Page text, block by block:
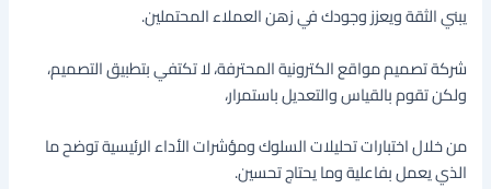
يبني الثقة ويعزز وجودك في زهن العملاء المحتملين.
شركة تصميم مواقع الكترونية المحترفة، لا تكتفي بتطبيق التصميم،
ولكن تقوم بالقياس والتعديل باستمرار،
من خلال اختبارات تحليلات السلوك ومؤشرات الأداء الرئيسية توضح ما
الذي يعمل بفاعلية وما يحتاج تحسين.